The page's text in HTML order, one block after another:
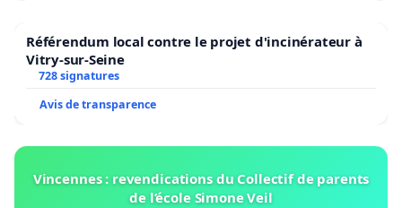
Référendum local contre le projet d'incinérateur à
Vitry-sur-Seine
728 signatures
Avis de transparence
Vincennes : revendications du Collectif de parents
de l’école Simone Veil